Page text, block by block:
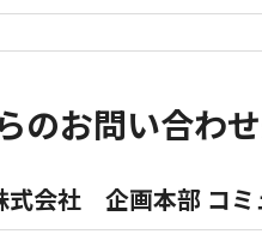
のお問い合わ
式会社 企画本部 コ